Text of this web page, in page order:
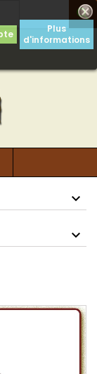

Plus
d'informations